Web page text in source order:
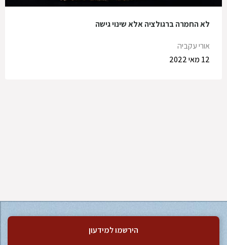
לא החמרה ברגולציה אלא שינוי גישה
אורי עקביה
12 מאי 2022
הירשמו למידעון